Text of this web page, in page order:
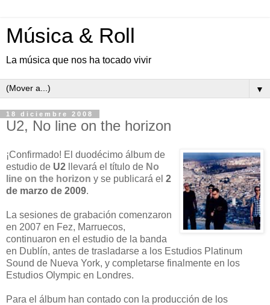
Música & Roll
La música que nos ha tocado vivir
▼
18 diciembre 2008
U2, No line on the horizon
¡Confirmado! El duodécimo álbum de
estudio de U2 llevará el título de No
line on the horizon y se publicará el 2
de marzo de 2009.
La sesiones de grabación comenzaron
en 2007 en Fez, Marruecos,
continuaron en el estudio de la banda
en Dublín, antes de trasladarse a los Estudios Platinum
Sound de Nueva York, y completarse finalmente en los
Estudios Olympic en Londres.
Para el álbum han contado con la producción de los